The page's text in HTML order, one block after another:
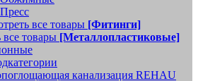
Пресс
все товары [Фитинги]
товары [Металлопластиковые]
канализация REHAU